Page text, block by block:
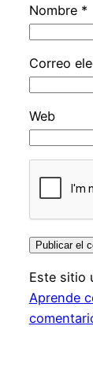
Nombre *
Correo
Web
Este sitio
Aprende